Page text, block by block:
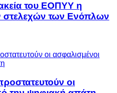
του ΕΟΠΥΥ η
στελεχών των Ενόπλων
οι